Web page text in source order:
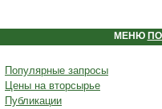
МЕНЮ
Популярные запросы
Цены на вторсырье
Публикации